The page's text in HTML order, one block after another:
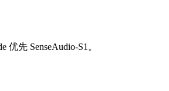
先 SenseAudio-S1。